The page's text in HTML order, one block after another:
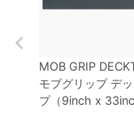
MOB GRIP
モブグリップデッ
プ（9inch x